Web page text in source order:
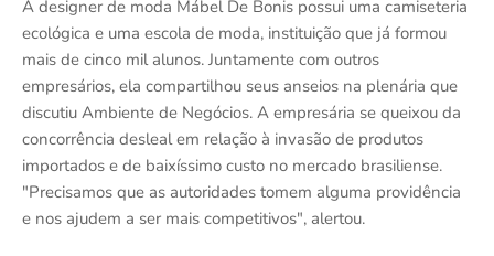
A designer de moda Mábel De Bonis possui uma camiseteria
ecológica e uma escola de moda, instituição que já formou
mais de cinco mil alunos. Juntamente com outros
empresários, ela compartilhou seus anseios na plenária que
discutiu Ambiente de Negócios. A empresária se queixou da
concorrência desleal em relação à invasão de produtos
importados e de baixíssimo custo no mercado brasiliense.
"Precisamos que as autoridades tomem alguma providência
e nos ajudem a ser mais competitivos", alertou.